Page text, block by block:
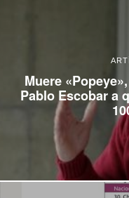
Muere
Pablo Escobar a